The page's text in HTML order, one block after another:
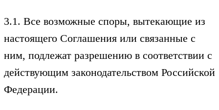
3.1. Все возможные споры, вытекающие из
настоящего Соглашения или связанные с
ним, подлежат разрешению в соответствии с
действующим законодательством Российской
Федерации.